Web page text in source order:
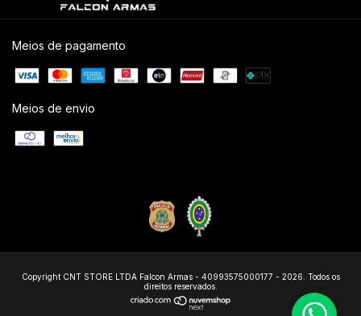
Meios de pagamento
Meios de envio
Copyright CNT STORE LTDA Falcon Armas - 40993575000177 - 2026. Todos os
direitos reservados.